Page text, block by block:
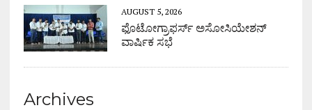
AUGUST 5, 2026
ಫೊಟೋಗ್ರಾಫರ್ಸ್ ಅಸೋಸಿಯೇಶನ್
ವಾರ್ಷಿಕ ಸಭೆ
Archives